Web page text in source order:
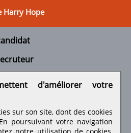
Harry Hope
d'améliorer votre
sur son site, dont des cookies
poursuivant votre navigation